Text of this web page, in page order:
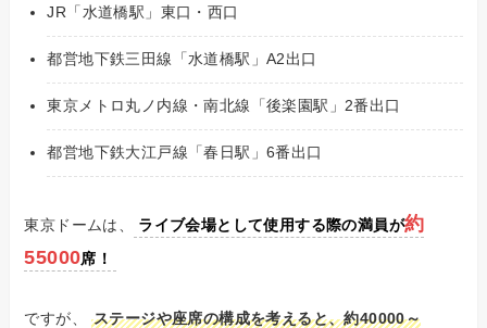
JR「水道橋駅」東口・西口
都営地下鉄三田線「水道橋駅」A2出口
東京メトロ丸ノ内線・南北線「後楽園駅」2番出口
都営地下鉄大江戸線「春日駅」6番出口
東京ドームは、 ライブ会場として使用する際の満員が約
55000席！
ですが、
ステージや座席の構成を考えると、約40000～